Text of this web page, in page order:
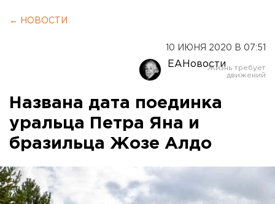
← НОВОСТИ
10 ИЮНЯ 2020 В 07:51
ЕАНовости
Названа дата поединка
уральца Петра Яна и
бразильца Жозе Алдо